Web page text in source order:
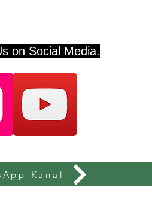
on Social Media.
Kanal